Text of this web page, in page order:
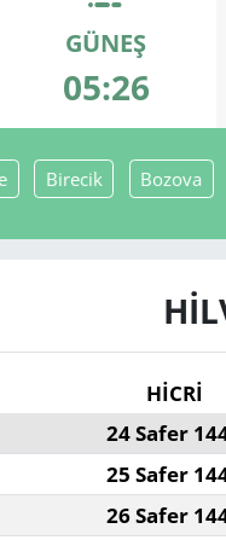
GÜNEŞ
05:26
Birecik Bozova
HİCRİ
24 Safer
25 Safer
26 Safer